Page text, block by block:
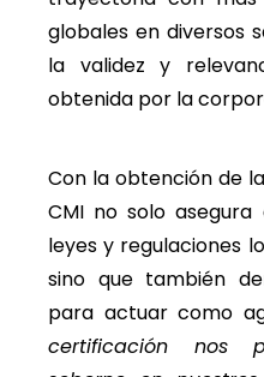
globales en diversos
la validez y
obtenida por la
Con la obtención de
CMI no solo
leyes y regulaciones
sino que también
para actuar como
certificación nos